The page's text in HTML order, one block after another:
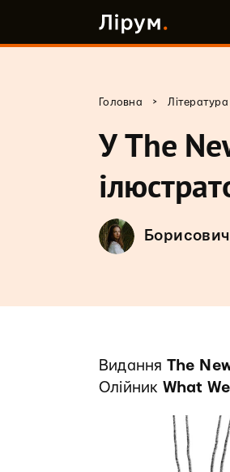
Головна > Література
У The
Видання The
Олійник What